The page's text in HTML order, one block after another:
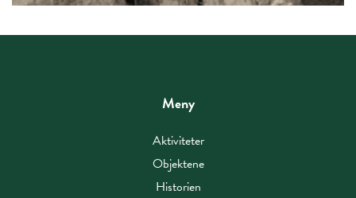
Meny
Aktiviteter
Objektene
Historien